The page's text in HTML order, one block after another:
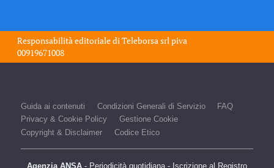
Responsabilità editoriale diTeleborsa srlpiva
00919671008
Guida ai contenuti Condizioni Generali di Servizio
FAQ
Privacy & Cookie Policy
Gestione Cookie
Copyright & Disclaimer
Codice Etico
Agenzia ANSA - Periodicità quotidiana - Iscrizione al Registro